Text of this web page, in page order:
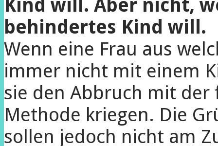
Kind will. Aber nicht,
behindertes Kind will.
Wenn eine Frau aus
immer nicht mit einem
sie den Abbruch mit der
Methode kriegen. Die
sollen jedoch nicht am